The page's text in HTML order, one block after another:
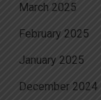
March 2025
February 2025
January 2025
December 2024